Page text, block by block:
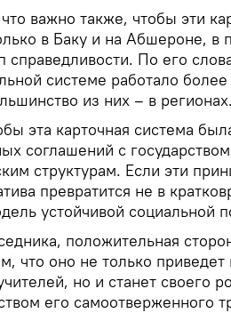
важно также, чтобы эти
в Баку и на Абшероне, в
справедливости. По его
системе работало
из них – в регионах.
эта карточная система
соглашений с
структурам. Если эти
превратится не в
устойчивой социальной
положительная
что оно не только
но и станет своего
его самоотверженного